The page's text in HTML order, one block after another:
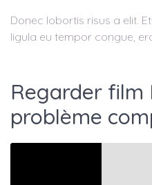
Donec lobortis risus a elit.
ligula eu tempor congue,
Regarder film
problème